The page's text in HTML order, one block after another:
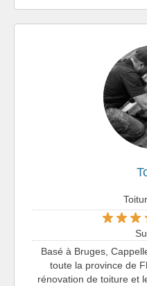
Basé à Bruges,
toute la province de
rénovation de toiture et